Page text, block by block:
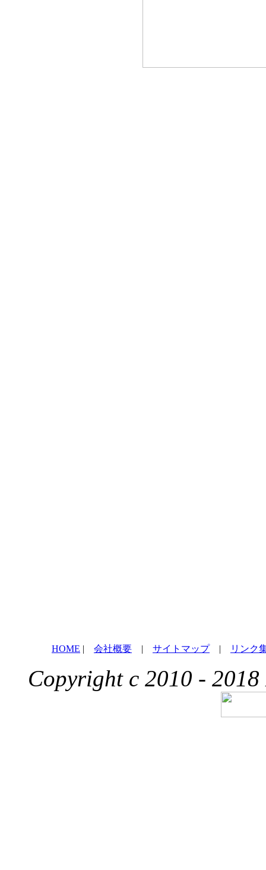
HOME | 会社概要 | サイトマップ| リンク
Copyright c 2010 - 2018